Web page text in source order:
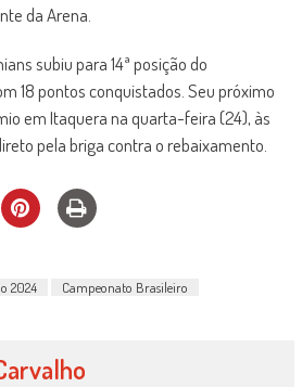
da Arena.
subiu para 14ª posição do
18 pontos conquistados. Seu próximo
em Itaquera na quarta-feira (24), às
pela briga contra o rebaixamento.
2024
Campeonato Brasileiro